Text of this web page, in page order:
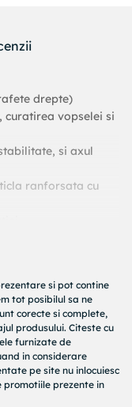
drepte)
curatirea vopselei si
si axul
ranforsata cu
180
si pot contine
tot posibilul sa ne
corecte si complete,
produsului. Citeste cu
furnizate de
in considerare
pe site nu inlocuiesc
promotiile prezente in